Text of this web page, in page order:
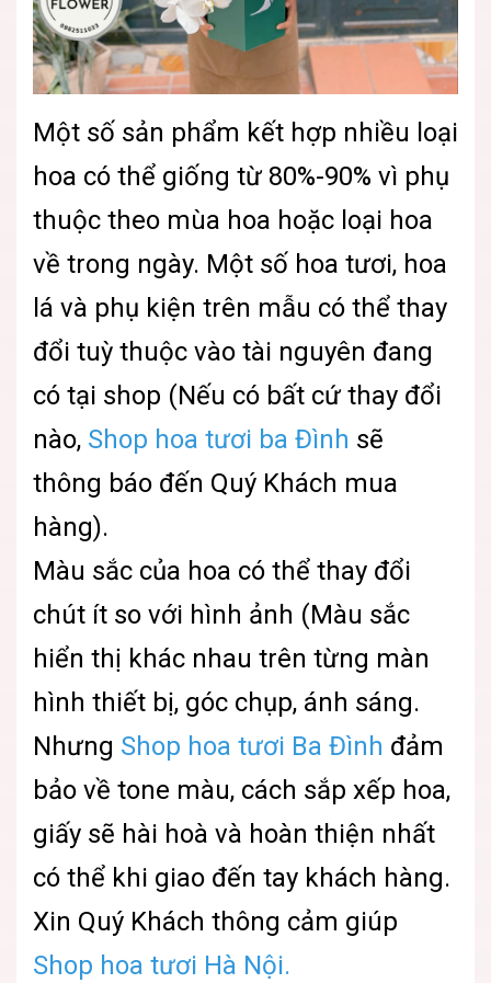
Một số sản phẩm kết hợp nhiều loại
hoa có thể giống từ 80%-90% vì phụ
thuộc theo mùa hoa hoặc loại hoa
về trong ngày. Một số hoa tươi, hoa
lá và phụ kiện trên mẫu có thể thay
đổi tuỳ thuộc vào tài nguyên đang
có tại shop (Nếu có bất cứ thay đổi
nào, Shop hoa tươi ba Đình sẽ
thông báo đến Quý Khách mua
hàng).
Màu sắc của hoa có thể thay đổi
chút ít so với hình ảnh (Màu sắc
hiển thị khác nhau trên từng màn
hình thiết bị, góc chụp, ánh sáng.
Nhưng Shop hoa tươi Ba Đình đảm
bảo về tone màu, cách sắp xếp hoa,
giấy sẽ hài hoà và hoàn thiện nhất
có thể khi giao đến tay khách hàng.
Xin Quý Khách thông cảm giúp
Shop hoa tươi Hà Nội.